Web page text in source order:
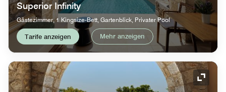
Superior Infinity
Gästezimmer, 1 Kingsize-Bett, Gartenblick, Privater Pool
Tarife anzeigen Mehr anzeigen